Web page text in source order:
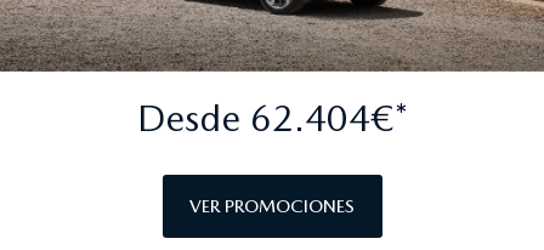
Desde 62.404€*
VER PROMOCIONES